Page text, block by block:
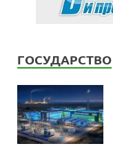
ГОСУДАРСТВО